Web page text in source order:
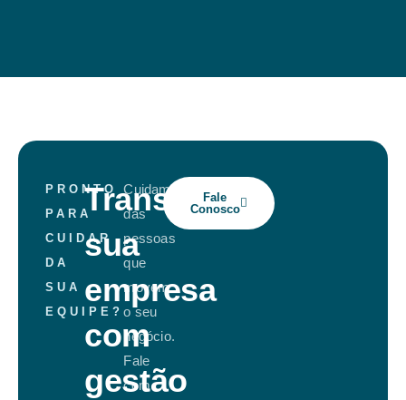
PRONTO
PARA
CUIDAR
DA
SUA
EQUIPE?
Transforme
sua
empresa
com
gestão
Cuidamos
das
pessoas
que
movem
o seu
negócio.
Fale
com
Fale
Conosco